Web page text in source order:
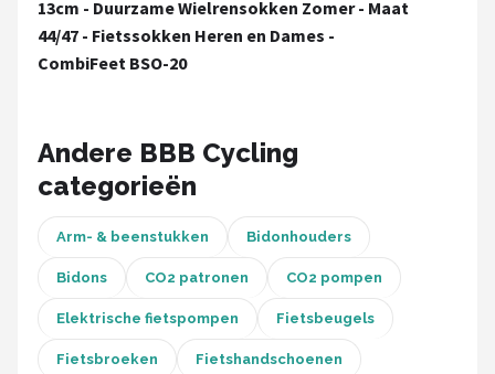
AXA
New Looxs
Schwalbe
Voltano
Shimano
13cm - Duurzame Wielrensokken Zomer - Maat
44/47 - Fietssokken Heren en Dames -
CombiFeet BSO-20
Andere BBB Cycling
categorieën
Arm- & beenstukken Bidonhouders
Bidons CO2 patronen CO2 pompen
Elektrische fietspompen Fietsbeugels
Fietsbroeken Fietshandschoenen